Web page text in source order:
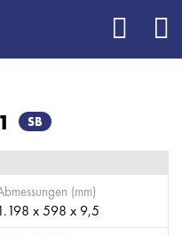
SB
(mm)
x 598 x 9,5